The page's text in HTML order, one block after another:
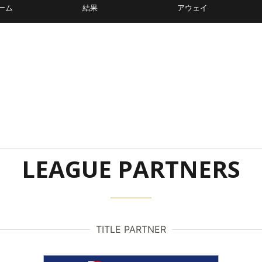
ム 結果 アウェイ
LEAGUE PARTNERS
TITLE PARTNER